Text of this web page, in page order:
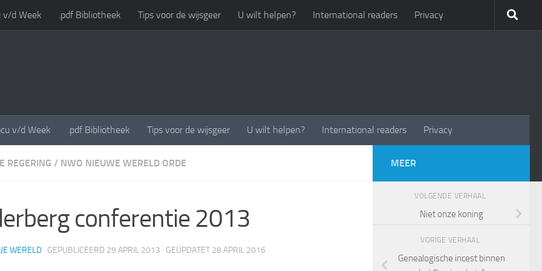
v/d Week .pdf Bibliotheek Tips voor de wijsgeer U wilt helpen? International readers Privacy
v/d Week .pdf Bibliotheek Tips voor de wijsgeer U wilt helpen? International readers Privacy
REGERING / NWO NIEUWE WERELD ORDE
conferentie 2013
WERELD · GEPUBLICEERD 29 APRIL 2013 · GEÜPDATET 28 APRIL 2016
MEER
VOLGENDE VERHAAL
Niet onze koning
VORIGE VERHAAL
Genealogische incest binnen